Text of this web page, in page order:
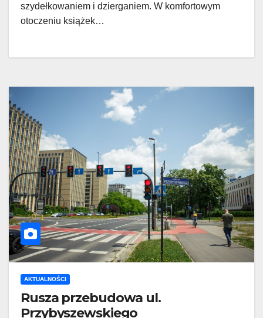
szydełkowaniem i dzierganiem. W komfortowym
otoczeniu książek…
AKTUALNOŚCI
Rusza przebudowa ul.
Przybyszewskiego